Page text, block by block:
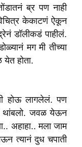
ब्र पण नाही
केकाटणं ऐकून
डॉलीकडं पाहीलं.
मग मी तीच्या
येत होता.
होऊ लागलेलं. पण
थांबलो. जवळ येऊन
अहाहा.. मला जाम
त्यानं दुध चपाती